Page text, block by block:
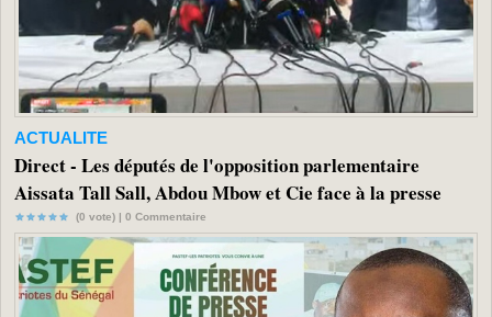
ACTUALITE
Direct - Les députés de l'opposition parlementaire
Aissata Tall Sall, Abdou Mbow et Cie face à la presse
(0 vote) | 0 Commentaire